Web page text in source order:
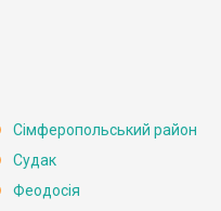
Сімферопольський район
Судак
Феодосія